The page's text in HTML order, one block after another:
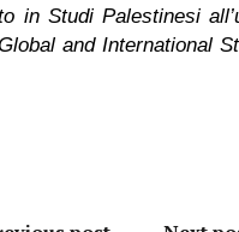
in Studi Palestinesi
and International